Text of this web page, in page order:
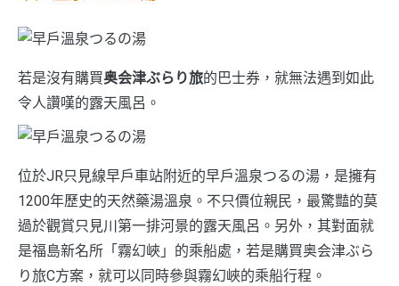
若是沒有購買奥会津ぶらり旅的巴士券，就無法遇到如此
令人讚嘆的露天風呂。
位於JR只見線早戶車站附近的早戶溫泉つるの湯，是擁有
1200年歷史的天然藥湯溫泉。不只價位親民，最驚豔的莫
過於觀賞只見川第一排河景的露天風呂。另外，其對面就
是福島新名所「霧幻峽」的乘船處，若是購買奥会津ぶら
り旅C方案，就可以同時參與霧幻峽的乘船行程。